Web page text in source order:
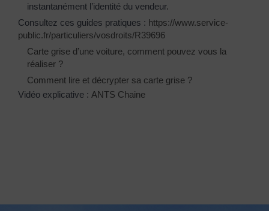
instantanément l’identité du vendeur.
Consultez ces guides pratiques : https://www.service-
public.fr/particuliers/vosdroits/R39696
Carte grise d’une voiture, comment pouvez vous la
réaliser ?
Comment lire et décrypter sa carte grise ?
Vidéo explicative : ANTS Chaine